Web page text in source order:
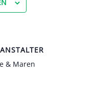
& Maren